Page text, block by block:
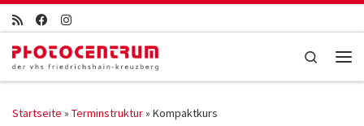
Zum Inhalt springen
Search
Startseite » Terminstruktur» Kompaktkurs